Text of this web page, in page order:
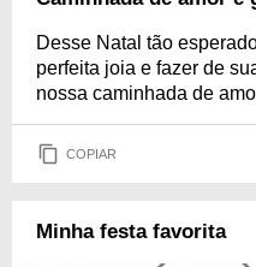
Desse Natal tão
perfeita joia e fazer de
nossa caminhada de
COPIAR
Minha festa favorita